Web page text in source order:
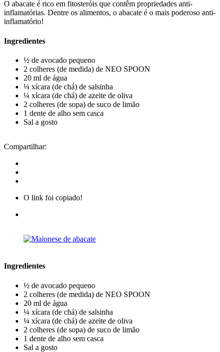
O abacate é rico em fitosteróis que contêm propriedades anti-
inflamatórias. Dentre os alimentos, o abacate é o mais poderoso anti-
inflamatório!
Ingredientes
½ de avocado pequeno
2 colheres (de medida) de NEO SPOON
20 ml de água
¼ xícara (de chá) de salsinha
¼ xícara (de chá) de azeite de oliva
2 colheres (de sopa) de suco de limão
1 dente de alho sem casca
Sal a gosto
Compartilhar:
O link foi copiado!
Ingredientes
½ de avocado pequeno
2 colheres (de medida) de NEO SPOON
20 ml de água
¼ xícara (de chá) de salsinha
¼ xícara (de chá) de azeite de oliva
2 colheres (de sopa) de suco de limão
1 dente de alho sem casca
Sal a gosto